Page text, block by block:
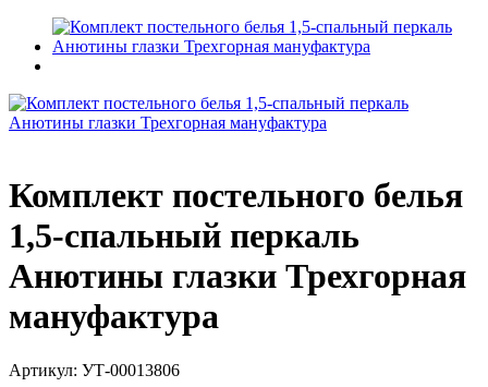
Комплект постельного белья
1,5-спальный перкаль
Анютины глазки Трехгорная
мануфактура
Артикул: УТ-00013806